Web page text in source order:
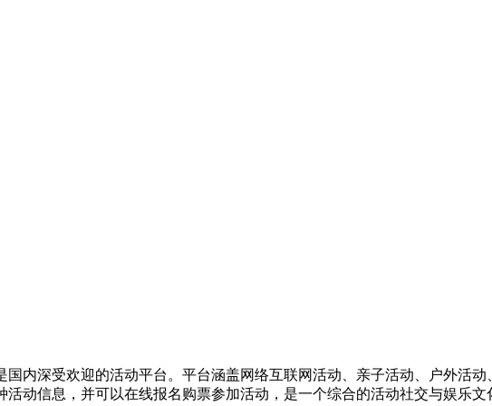
内深受欢迎的活动平台。平台涵盖网络互联网活动、亲子活动、户外活
动信息，并可以在线报名购票参加活动，是一个综合的活动社交与娱乐文